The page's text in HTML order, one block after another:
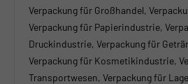
Verpackung für Großhandel,
Verpackung für Papierindustrie,
Druckindustrie, Verpackung für
Verpackung für Kosmetikindustrie,
Transportwesen, Verpackung für